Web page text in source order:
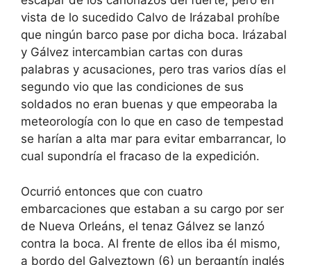
vista de lo sucedido Calvo de Irázabal prohíbe
que ningún barco pase por dicha boca. Irázabal
y Gálvez intercambian cartas con duras
palabras y acusaciones, pero tras varios días el
segundo vio que las condiciones de sus
soldados no eran buenas y que empeoraba la
meteorología con lo que en caso de tempestad
se harían a alta mar para evitar embarrancar, lo
cual supondría el fracaso de la expedición.
Ocurrió entonces que con cuatro
embarcaciones que estaban a su cargo por ser
de Nueva Orleáns, el tenaz Gálvez se lanzó
contra la boca. Al frente de ellos iba él mismo,
a bordo del Galveztown (6) un bergantín inglés